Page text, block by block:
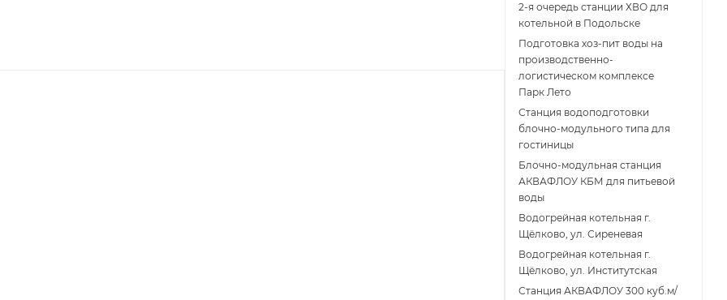
2-я очередь станции ХВО для
котельной в Подольске
Подготовка хоз-пит воды на
производственно-
логистическом комплексе
Парк Лето
Станция водоподготовки
блочно-модульного типа для
гостиницы
Блочно-модульная станция
АКВАФЛОУ КБМ для питьевой
воды
Водогрейная котельная г.
Щёлково, ул. Сиреневая
Водогрейная котельная г.
Щёлково, ул. Институтская
Станция АКВАФЛОУ 300 куб.м/